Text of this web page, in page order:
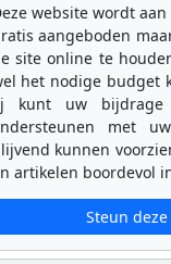
website wordt
aangeboden
site online te
het nodige budget
kunt uw
met
kunnen
artikelen boordevol
Steun